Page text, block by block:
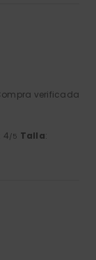
verificada
: 4/5 Talla: